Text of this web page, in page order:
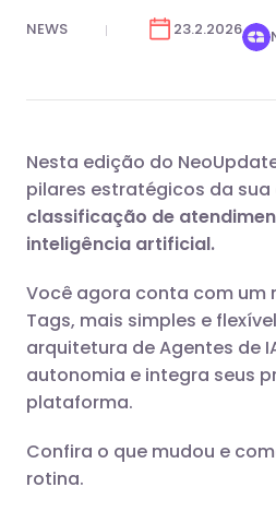
NEWS 23.2.2026
Nesta edição do
pilares estratégicos da
classificação de
inteligência artificial.
Você agora conta com um
Tags, mais simples e
arquitetura de Agentes de
autonomia e integra seus
plataforma.
Confira o que mudou e
rotina.